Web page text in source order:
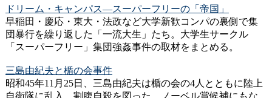
ドリーム・キャンパス―スーパーフリーの「帝国」
早稲田・慶応・東大・法政など大学新歓コンパの裏側で集
団暴行を繰り返した「一流大生」たち。大学生サークル
「スーパーフリー」集団強姦事件の取材をまとめる。
三島由紀夫と楯の会事件
昭和45年11月25日、三島由紀夫は楯の会の4人とともに陸上
自衛隊に乱入、割腹自殺を図った。ノーベル賞候補にもな